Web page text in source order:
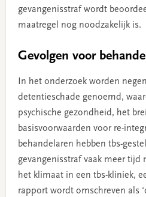
gevangenisstraf wordt
maatregel nog noodzakelijk is.
Gevolgen voor
In het onderzoek worden
detentieschade genoemd,
psychische gezondheid, het
basisvoorwaarden voor re-
behandelaren hebben tbs-
gevangenisstraf vaak meer tijd
het klimaat in een tbs-kliniek,
rapport wordt omschreven als